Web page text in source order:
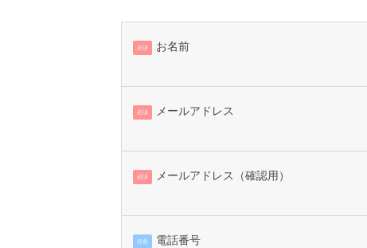
必須 お名前
必須 メールアドレス
必須 メールアドレス（確認用）
任意 電話番号